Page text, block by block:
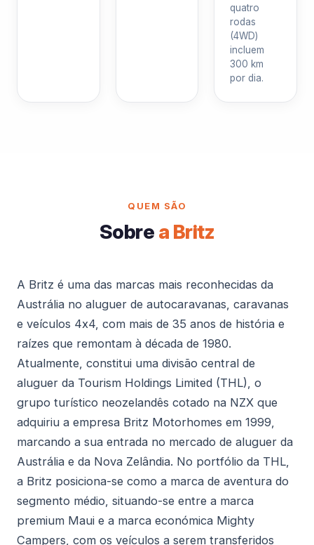
quatro
rodas
(4WD)
incluem
300 km
por dia.
QUEM SÃO
Sobre a Britz
A Britz é uma das marcas mais reconhecidas da
Austrália no aluguer de autocaravanas, caravanas
e veículos 4x4, com mais de 35 anos de história e
raízes que remontam à década de 1980.
Atualmente, constitui uma divisão central de
aluguer da Tourism Holdings Limited (THL), o
grupo turístico neozelandês cotado na NZX que
adquiriu a empresa Britz Motorhomes em 1999,
marcando a sua entrada no mercado de aluguer da
Austrália e da Nova Zelândia. No portfólio da THL,
a Britz posiciona-se como a marca de aventura do
segmento médio, situando-se entre a marca
premium Maui e a marca económica Mighty
Campers, com os veículos a serem transferidos